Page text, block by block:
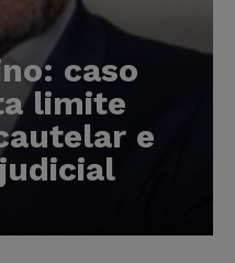
caso
limite
e